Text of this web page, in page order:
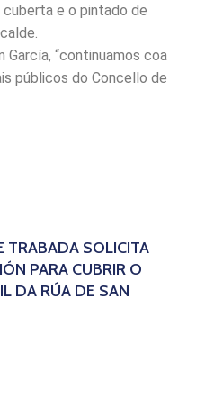
cuberta e o pintado de
García, “continuamos coa
públicos do Concello de
TRABADA SOLICITA
PARA CUBRIR O
DA RÚA DE SAN